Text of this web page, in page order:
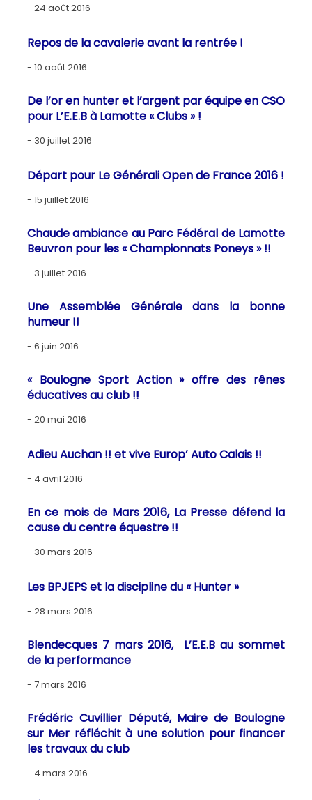
24 août 2016
Repos de la cavalerie avant la rentrée !
10 août 2016
De l’or en hunter et l’argent par équipe en CSO
pour L’E.E.B à Lamotte « Clubs » !
30 juillet 2016
Départ pour Le Générali Open de France 2016 !
15 juillet 2016
Chaude ambiance au Parc Fédéral de Lamotte
Beuvron pour les « Championnats Poneys » !!
3 juillet 2016
Une Assemblée Générale dans la bonne
humeur !!
6 juin 2016
« Boulogne Sport Action » offre des rênes
éducatives au club !!
20 mai 2016
Adieu Auchan !! et vive Europ’ Auto Calais !!
4 avril 2016
En ce mois de Mars 2016, La Presse défend la
cause du centre équestre !!
30 mars 2016
Les BPJEPS et la discipline du « Hunter »
28 mars 2016
Blendecques 7 mars 2016, L’E.E.B au sommet
de la performance
7 mars 2016
Frédéric Cuvillier Député, Maire de Boulogne
sur Mer réfléchit à une solution pour financer
les travaux du club
4 mars 2016